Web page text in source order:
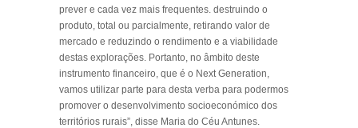
prever e cada vez mais frequentes. destruindo o
produto, total ou parcialmente, retirando valor de
mercado e reduzindo o rendimento e a viabilidade
destas explorações. Portanto, no âmbito deste
instrumento financeiro, que é o Next Generation,
vamos utilizar parte para desta verba para podermos
promover o desenvolvimento socioeconómico dos
territórios rurais”, disse Maria do Céu Antunes.